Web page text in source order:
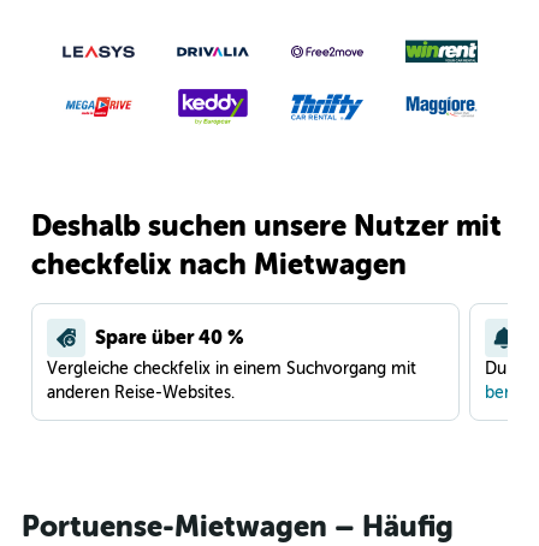
Deshalb suchen unsere Nutzer mit
checkfelix nach Mietwagen
Spare über 40 %
Vergleiche checkfelix in einem Suchvorgang mit
anderen Reise-Websites.
Du
Portuense-Mietwagen – Häufig